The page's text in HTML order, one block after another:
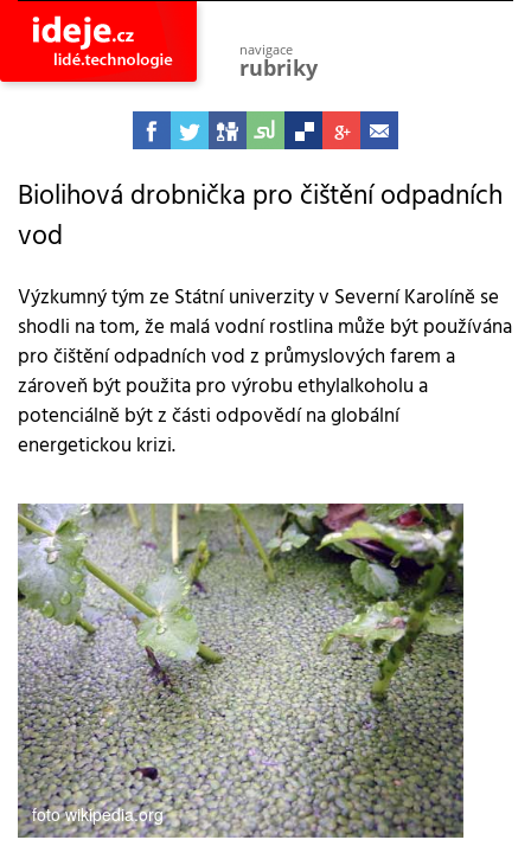
navigace
rubriky
astro
vesmír
projekty
objevy
vynálezy
planeta
přiroda
pokrok
technologie
zdraví
medicína
Biolihová drobnička pro čištění odpadních
vod
Výzkumný tým ze Státní univerzity v Severní Karolíně se
shodli na tom, že malá vodní rostlina může být používána
pro čištění odpadních vod z průmyslových farem a
zároveň být použita pro výrobu ethylalkoholu a
potenciálně být z části odpovědí na globální
energetickou krizi.
foto wikipedia.org